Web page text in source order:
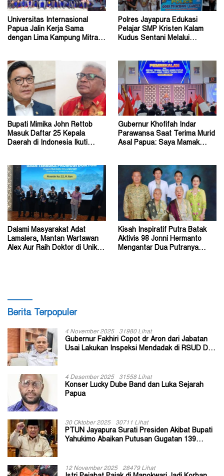
Universitas Internasional
Papua Jalin Kerja Sama
dengan Lima Kampung Mitra di
Polres Jayapura Edukasi
Pelajar SMP Kristen Kalam
Kudus Sentani Melalui
Bupati Mimika John Rettob
Masuk Daftar 25 Kepala
Daerah di Indonesia Ikuti
Gubernur Khofifah Indar
Parawansa Saat Terima Murid
Asal Papua: Saya Mamak
Dalami Masyarakat Adat
Lamalera, Mantan Wartawan
Alex Aur Raih Doktor di Unika
Kisah Inspiratif Putra Batak
Aktivis 98 Jonni Hermanto
Mengantar Dua Putranya
Berita Terpopuler
4 November 2025 31980 Lihat
Gubernur Fakhiri Copot dr Aron dari Jabatan
Usai Lakukan Inspeksi Mendadak di RSUD Dok
4 Desember 2025 31558 Lihat
Konser Lucky Dube Band dan Luka Sejarah
Papua
30 Oktober 2025 30711 Lihat
PTUN Jayapura Surati Presiden Akibat Bupati
Yahukimo Abaikan Putusan Gugatan 139
12 November 2025 28479 Lihat